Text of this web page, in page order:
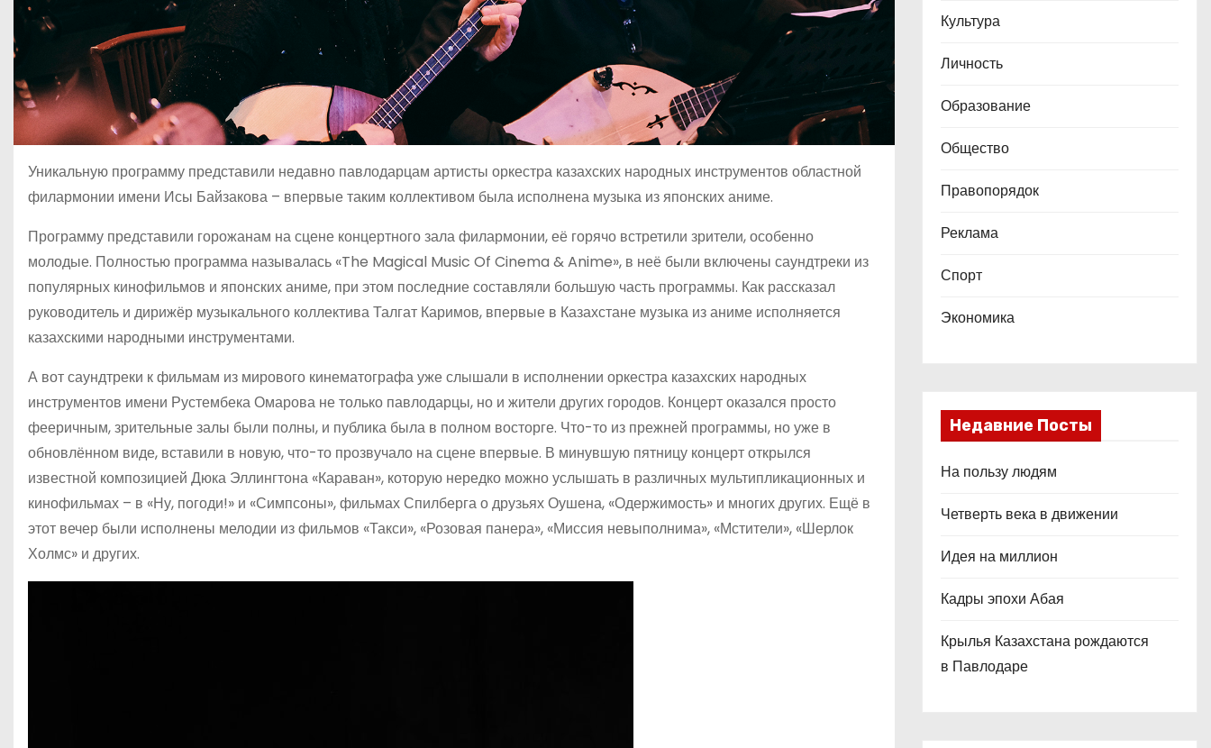
Уникальную программу представили недавно павлодарцам артисты оркестра казахских народных инструментов областной
филармонии имени Исы Байзакова – впервые таким коллективом была исполнена музыка из японских аниме.
Программу представили горожанам на сцене концертного зала филармонии, её горячо встретили зрители, особенно
молодые. Полностью программа называлась «The Magical Music Of Cinema & Anime», в неё были включены саундтреки из
популярных кинофильмов и японских аниме, при этом последние составляли большую часть программы. Как рассказал
руководитель и дирижёр музыкального коллектива Талгат Каримов, впервые в Казахстане музыка из аниме исполняется
казахскими народными инструментами.
А вот саундтреки к фильмам из мирового кинематографа уже слышали в исполнении оркестра казахских народных
инструментов имени Рустембека Омарова не только павлодарцы, но и жители других городов. Концерт оказался просто
фееричным, зрительные залы были полны, и публика была в полном восторге. Что-то из прежней программы, но уже в
обновлённом виде, вставили в новую, что-то прозвучало на сцене впервые. В минувшую пятницу концерт открылся
известной композицией Дюка Эллингтона «Караван», которую нередко можно услышать в различных мультипликационных и
кинофильмах – в «Ну, погоди!» и «Симпсоны», фильмах Спилберга о друзьях Оушена, «Одержимость» и многих других. Ещё в
этот вечер были исполнены мелодии из фильмов «Такси», «Розовая панера», «Миссия невыполнима», «Мстители», «Шерлок
Холмс» и других.
Культура
Личность
Образование
Общество
Правопорядок
Реклама
Спорт
Экономика
Недавние Посты
На пользу людям
Четверть века в движении
Идея на миллион
Кадры эпохи Абая
Крылья Казахстана рождаются
в Павлодаре